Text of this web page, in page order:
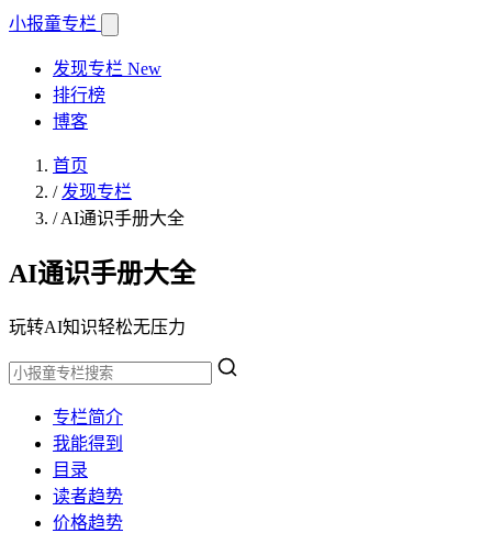
小报童专栏
发现专栏 New
排行榜
博客
首页
/ 发现专栏
/AI通识手册大全
AI通识手册大全
玩转AI知识轻松无压力
专栏简介
我能得到
目录
读者趋势
价格趋势